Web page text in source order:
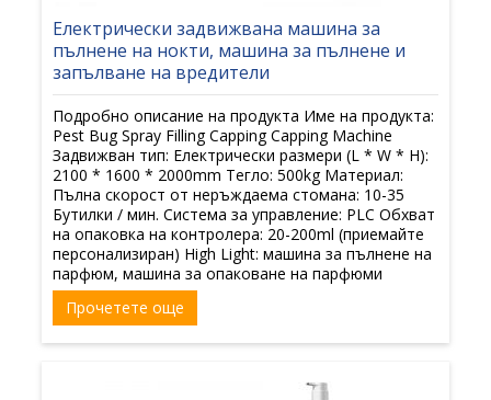
Електрически задвижвана машина за
пълнене на нокти, машина за пълнене и
запълване на вредители
Подробно описание на продукта Име на продукта:
Pest Bug Spray Filling Capping Capping Machine
Задвижван тип: Електрически размери (L * W * H):
2100 * 1600 * 2000mm Тегло: 500kg Материал:
Пълна скорост от неръждаема стомана: 10-35
Бутилки / мин. Система за управление: PLC Обхват
на опаковка на контролера: 20-200ml (приемайте
персонализиран) High Light: машина за пълнене на
парфюм, машина за опаковане на парфюми
Прочетете още